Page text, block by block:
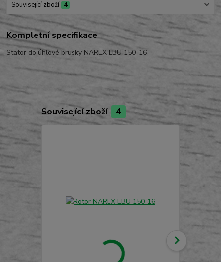
Související zboží 4
Kompletní specifikace
Stator do úhlové brusky NAREX EBU 150-16
Související zboží 4